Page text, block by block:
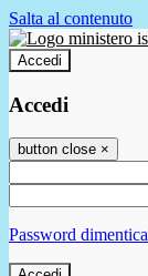
Salta al contenuto
Accedi
Accedi
button close ×
Password